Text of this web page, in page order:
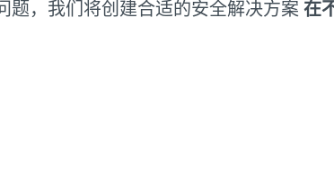
题，我们将创建合适的安全解决方案 在